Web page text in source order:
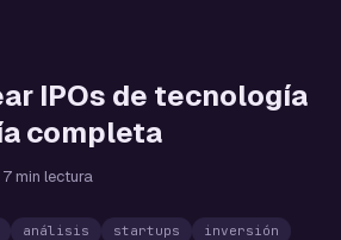
IPOs de tecnología
completa
7 min lectura
análisis startups
inversión